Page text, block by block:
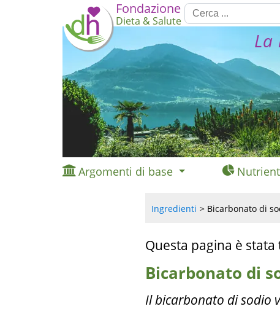
Fondazione
Dieta & Salute
Argomenti di base
Ingredienti Bicarbonato di
Questa pagina è
Bicarbonato di
Il bicarbonato di sodio